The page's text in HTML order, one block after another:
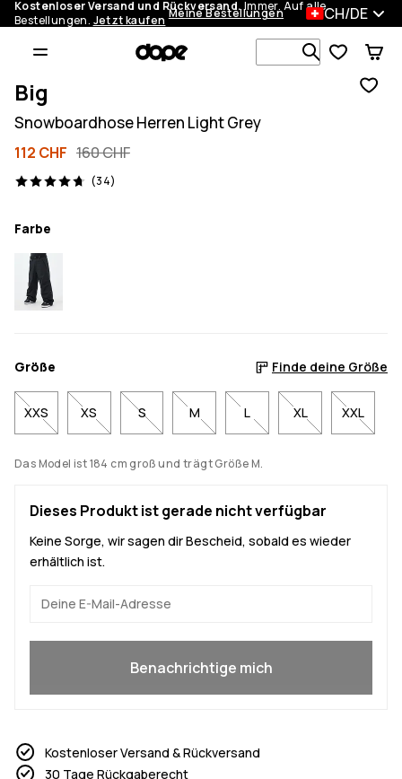
Kostenloser Versand und Rückversand.Immer. Auf alle
Bestellungen. Jetzt kaufen Meine Bestellungen CH/DE
Big
Snowboardhose Herren Light Grey
112 CHF 160 CHF
(34)
34 Reviews, 4.7/5
Farbe
Größe Finde deine Größe
XXS XS S M L XL XXL
Das Model ist 184 cm groß und trägt Größe M.
Dieses Produkt ist gerade nicht verfügbar
Keine Sorge, wir sagen dir Bescheid, sobald es wieder
erhältlich ist.
Benachrichtige mich
Kostenloser Versand & Rückversand
30 Tage Rückgaberecht